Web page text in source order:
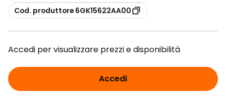
copia
Cod. produttore 6GK15622AA00
Accedi per visualizzare prezzi e disponibilità
Accedi